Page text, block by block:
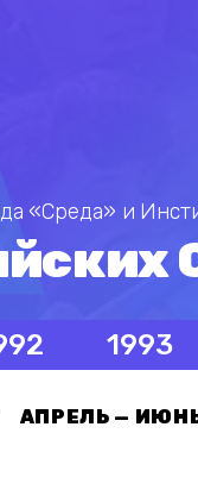
«Среда» и
1993
АПРЕЛЬ —